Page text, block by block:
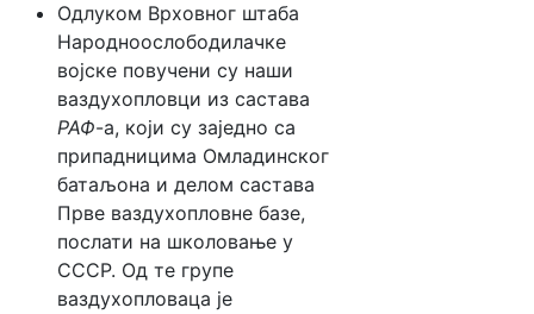
Одлуком Врховног штаба
Народноослободилачке
војске повучени су наши
ваздухопловци из састава
РАФ-а, који су заједно са
припадницима Омладинског
батаљона и делом састава
Прве ваздухопловне базе,
послати на школовање у
СССР. Од те групе
ваздухопловаца је